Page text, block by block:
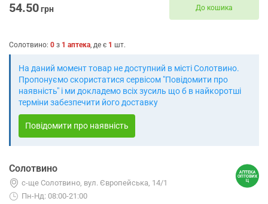
54.50грн До кошика
Солотвино: 0 з 1 аптека, де є 1 шт.
На даний момент товар не доступний в місті Солотвино.
Пропонуємо скористатися сервісом "Повідомити про
наявність" і ми докладемо всіх зусиль що б в найкоротші
терміни забезпечити його доставку
Повідомити про наявність
Солотвино
с-ще Солотвино, вул. Європейська, 14/1
Пн-Нд: 08:00-21:00